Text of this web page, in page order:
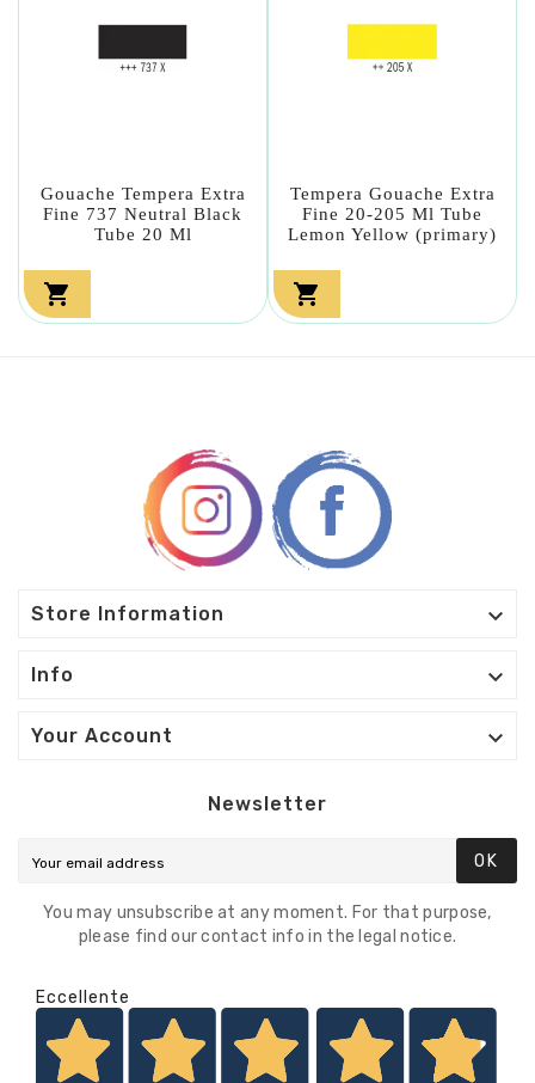
Gouache Tempera Extra
Fine 737 Neutral Black
Tube 20 Ml

Tempera Gouache Extra
Fine 20-205 Ml Tube
Lemon Yellow (primary)

Store Information 
Info 
Your Account 
Newsletter
OK
You may unsubscribe at any moment. For that purpose,
please find our contact info in the legal notice.
Eccellente